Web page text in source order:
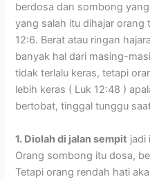
berdosa dan sombong
yang salah itu dihajar
12:6. Berat atau ringan
banyak hal dari masing-
tidak terlalu keras, tetapi
lebih keras ( Luk 12:48 )
bertobat, tinggal tunggu
1. Diolah di jalan sempit jadi
Orang sombong itu dosa,
Tetapi orang rendah hati